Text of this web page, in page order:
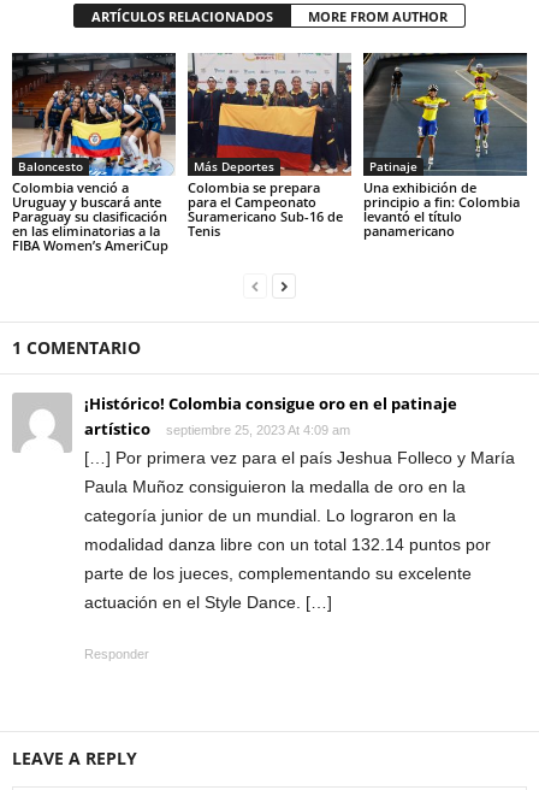
ARTÍCULOS RELACIONADOS MORE FROM AUTHOR
Baloncesto
Colombia venció a
Uruguay y buscará ante
Paraguay su clasificación
en las eliminatorias a la
FIBA Women’s AmeriCup
Más Deportes
Colombia se prepara
para el Campeonato
Suramericano Sub-16 de
Tenis
Patinaje
Una exhibición de
principio a fin: Colombia
levantó el título
panamericano
1 COMENTARIO
¡Histórico! Colombia consigue oro en el patinaje
artístico
septiembre 25, 2023 At 4:09 am
[…] Por primera vez para el país Jeshua Folleco y María
Paula Muñoz consiguieron la medalla de oro en la
categoría junior de un mundial. Lo lograron en la
modalidad danza libre con un total 132.14 puntos por
parte de los jueces, complementando su excelente
actuación en el Style Dance. […]
Responder
LEAVE A REPLY